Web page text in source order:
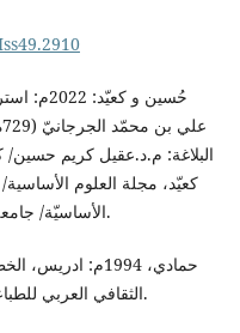
البلاغة: م.د.عقيل كريم حسين/
كعيّد، مجلة العلوم
الأساسيّة/ جامعة واسط، المجلد: السادس/ العدد العاشر.
الثقافي العربي للطباعة والنشر والتوزيع ، ط1 ، بيروت _ لبنان.